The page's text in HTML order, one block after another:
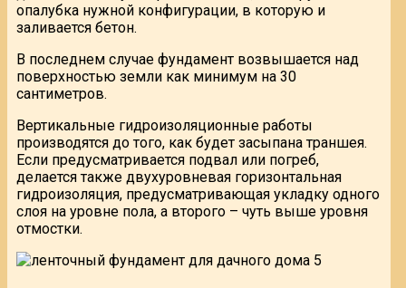
опалубка нужной конфигурации, в которую и
заливается бетон.
В последнем случае фундамент возвышается над
поверхностью земли как минимум на 30
сантиметров.
Вертикальные гидроизоляционные работы
производятся до того, как будет засыпана траншея.
Если предусматривается подвал или погреб,
делается также двухуровневая горизонтальная
гидроизоляция, предусматривающая укладку одного
слоя на уровне пола, а второго – чуть выше уровня
отмостки.